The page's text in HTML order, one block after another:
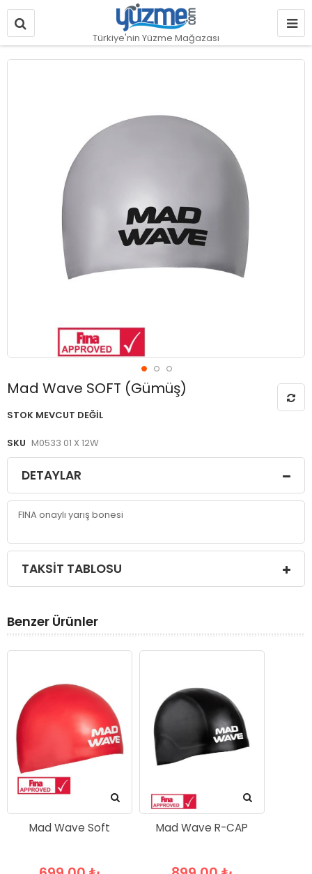
Türkiye'nin Yüzme Mağazası
Mad Wave SOFT (Gümüş)
STOK MEVCUT DEĞIL
SKU M0533 01 X 12W
Resim
Resim
başlangıcına
DETAYLAR
FINA onaylı yarış bonesi
TAKSIT TABLOSU
Benzer Ürünler
Mad Wave Soft Mad Wave R-CAP